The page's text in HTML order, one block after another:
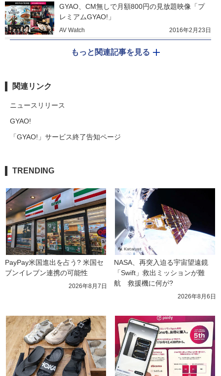
GYAO、CM無しで月額800円の見放題映像「プ
レミアムGYAO!」
AV Watch 2016年2月23日
もっと関連記事を見る
関連リンク
ニュースリリース
GYAO!
「GYAO!」サービス終了告知ページ
TRENDING
PayPay米国進出を占う? 米国セ
ブンイレブン連携の可能性
2026年8月7日
NASA、再突入迫る宇宙望遠鏡
「Swift」救出ミッションが難
航　救援機に何が?
2026年8月6日